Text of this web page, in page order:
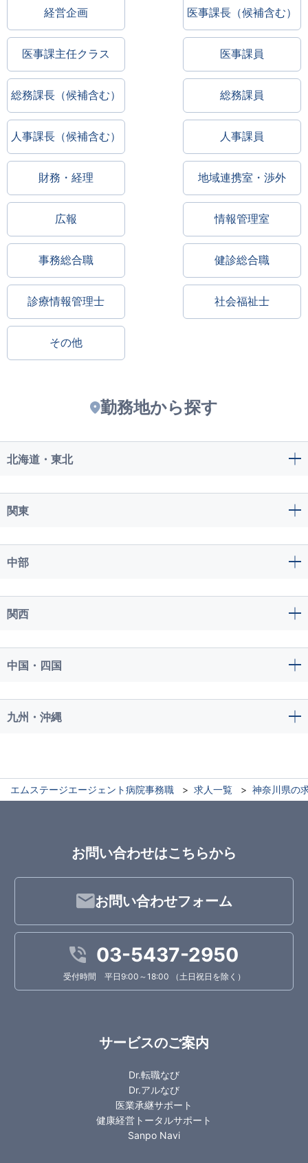
経営企画 医事課長（候補含む）
医事課主任クラス 医事課員
総務課長（候補含む） 総務課員
人事課長（候補含む） 人事課員
財務・経理 地域連携室・渉外
広報 情報管理室
事務総合職 健診総合職
診療情報管理士 社会福祉士
その他
勤務地から探す
北海道・東北
関東
中部
関西
中国・四国
九州・沖縄
エムステージエージェント病院事務職 求人一覧 神奈川県の
お問い合わせはこちらから
お問い合わせフォーム
03-5437-2950
受付時間 平日9:00～18:00 （土日祝日を除く）
サービスのご案内
Dr.転職なび
Dr.アルなび
医業承継サポート
健康経営トータルサポート
Sanpo Navi